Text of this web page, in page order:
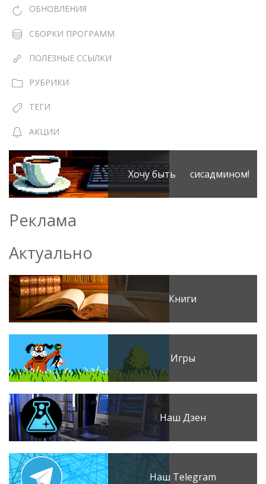
ОБНОВЛЕНИЯ
СБОРКИ ПРОГРАММ
ПОЛЕЗНЫЕ ССЫЛКИ
РУБРИКИ
ТЕГИ
АКЦИИ
Хочу быть сисадмином!
Реклама
Актуально
Книги
Игры
Наш Дзен
Наш Telegram